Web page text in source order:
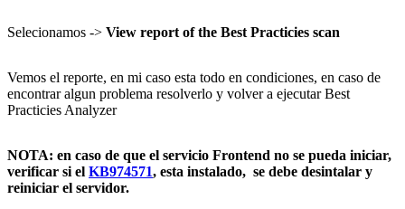
Selecionamos -> View report of the Best Practicies scan
Vemos el reporte, en mi caso esta todo en condiciones, en caso de
encontrar algun problema resolverlo y volver a ejecutar Best
Practicies Analyzer
NOTA: en caso de que el servicio Frontend no se pueda iniciar,
verificar si el KB974571, esta instalado, se debe desintalar y
reiniciar el servidor.